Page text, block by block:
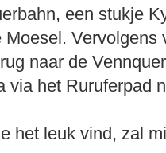
een stukje
Moesel.
naar de
via het Ruruferpad
het leuk vind, zal